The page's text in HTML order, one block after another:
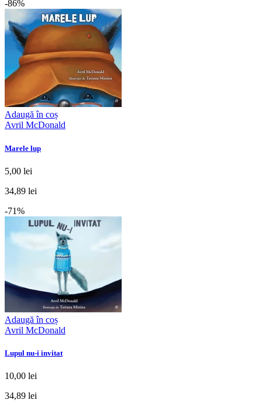
-86%
Adaugă în coș
Avril McDonald
Marele lup
5,00 lei
34,89 lei
-71%
Adaugă în coș
Avril McDonald
Lupul nu-i invitat
10,00 lei
34,89 lei